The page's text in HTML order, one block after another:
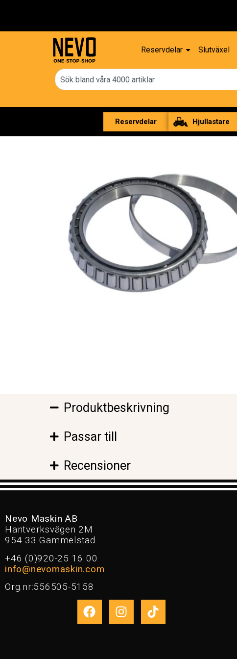
Reservdelar Slutväxel
Reservdelar Hjullastare
Produktbeskrivning
Passar till
Recensioner
Nevo Maskin AB
Hantverksvägen 2M
954 33 Gammelstad
+46 (0)920-25 16 00
info@nevomaskin.com
Org.nr:556505-5158